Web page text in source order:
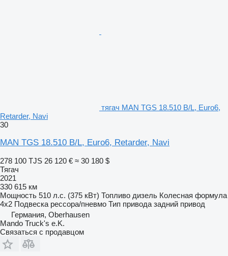
тягач MAN TGS 18.510 B/L, Euro6,
Retarder, Navi
30
MAN TGS 18.510 B/L, Euro6, Retarder, Navi
278 100 TJS 26 120 € ≈ 30 180 $
Тягач
2021
330 615 км
Мощность 510 л.с. (375 кВт) Топливо дизель Колесная формула
4x2 Подвеска рессора/пневмо Тип привода задний привод
Германия, Oberhausen
Mando Truck's e.K.
Связаться с продавцом